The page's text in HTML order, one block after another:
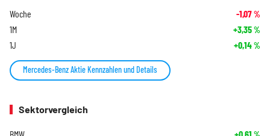
Woche -1,07%
1M +3,35%
1J +0,14%
Mercedes-Benz Aktie Kennzahlen und Details
Sektorvergleich